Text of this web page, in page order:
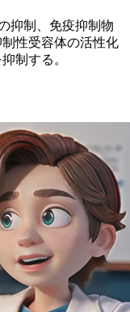
抑制、免疫抑制物
性受容体の活性化
制する。